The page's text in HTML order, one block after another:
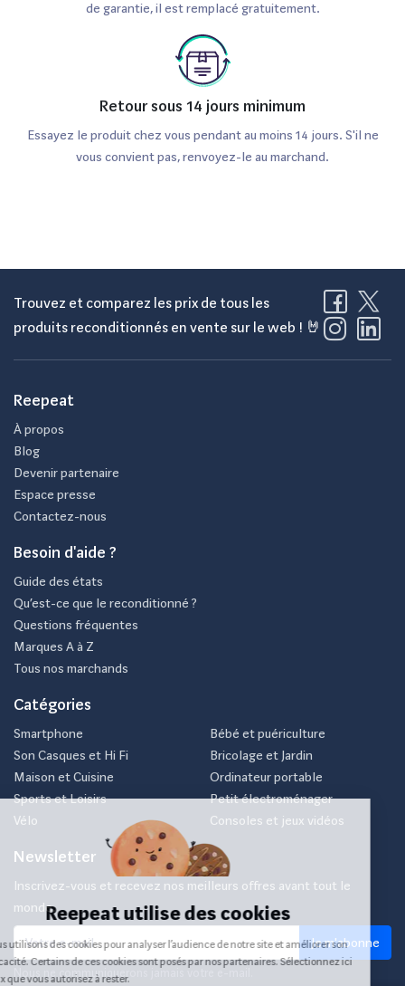
de garantie, il est remplacé gratuitement.
Retour sous 14 jours minimum
Essayez le produit chez vous pendant au moins 14 jours. S'il ne
vous convient pas, renvoyez-le au marchand.
Trouvez et comparez les prix de tous les
produits reconditionnés en vente sur le web ! 🤘
Reepeat
À propos
Blog
Devenir partenaire
Espace presse
Contactez-nous
Besoin d'aide ?
Guide des états
Qu’est-ce que le reconditionné ?
Questions fréquentes
Marques A à Z
Tous nos marchands
Catégories
Smartphone
Son Casques et Hi Fi
Maison et Cuisine
Sports et Loisirs
Vélo
Bébé et puériculture
Bricolage et Jardin
Ordinateur portable
Petit électroménager
Consoles et jeux vidéos
Newsletter
Inscrivez-vous et recevez nos meilleurs offres avant tout le
monde.
Je m'abonne
Nous ne communiquerons jamais votre e-mail.